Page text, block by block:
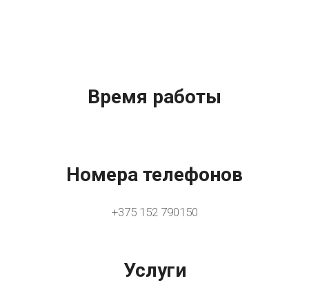
Время работы
Номера телефонов
+375 152 790150
Услуги